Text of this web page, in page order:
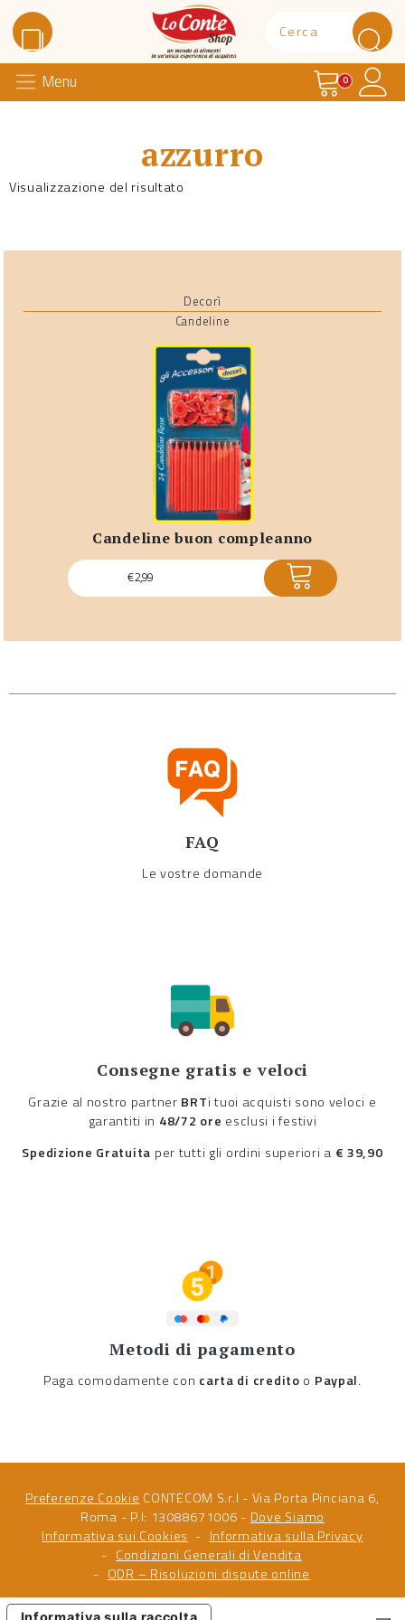
Lo Conte Shop
Menu Carrello
0
azzurro
Visualizzazione del risultato
Decorì
Candeline
candeline buon compleanno
€2,99 ACQUISTA
FAQ
Le vostre domande
Consegne gratis e veloci
Grazie al nostro partner BRTi tuoi acquisti sono veloci e
garantiti in 48/72 ore esclusi i festivi
Spedizione Gratuita per tutti gli ordini superiori a € 39,90
Metodi di pagamento
Paga comodamente con carta di credito o Paypal.
Preferenze Cookie CONTECOM S.r.l - Via Porta Pinciana 6,
Roma - P.I: 13088671006 -Dove Siamo
Informativa sui Cookies
Informativa sulla Privacy
Condizioni Generali di Vendita
ODR – Risoluzioni dispute online